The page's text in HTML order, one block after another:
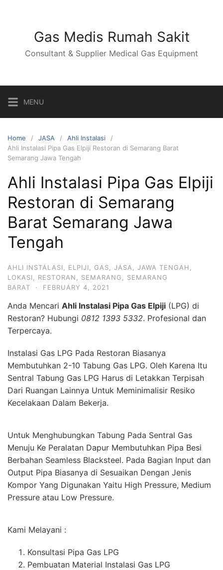
Gas Medis Rumah Sakit
Consultant & Supplier Medical Gas Equipment
MENU
Home JASA
Ahli Instalasi
Ahli Instalasi Pipa Gas Elpiji Restoran di Semarang Barat
Semarang Jawa Tengah
Ahli Instalasi Pipa Gas Elpiji
Restoran di Semarang
Barat Semarang Jawa
Tengah
AHLI INSTALASI ELPIJI GAS JASA JAWA TENGAH
LOKASI
RESTORAN SEMARANG
SEMARANG
BARAT
· FEBRUARY 4, 2021
Anda Mencari Ahli Instalasi Pipa Gas Elpiji (LPG) di
Restoran? Hubungi 0812 1393 5332. Profesional dan
Terpercaya.
Instalasi Gas LPG Pada Restoran Biasanya
Membutuhkan 2-10 Tabung Gas LPG. Oleh Karena Itu
Sentral Tabung Gas LPG Harus di Letakkan Terpisah
Dari Ruangan Lainnya Untuk Meminimalisir Resiko
Kecelakaan Dalam Bekerja.
Untuk Menghubungkan Tabung Pada Sentral Gas
Menuju Ke Peralatan Dapur Membutuhkan Pipa Besi
Berbahan Seamless Blacksteel. Pada Bagian Input dan
Output Pipa Biasanya di Sesuaikan Dengan Jenis
Kompor Yang Digunakan Yaitu High Pressure, Medium
Pressure atau Low Pressure.
Kami Melayani :
Konsultasi Pipa Gas LPG
Pembuatan Material Instalasi Gas LPG